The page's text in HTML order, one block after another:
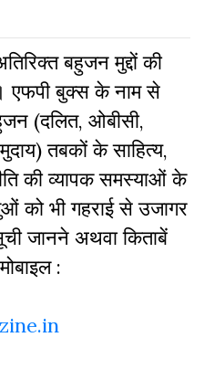
बहुजन मुद्दों की
एफपी बुक्‍स के नाम से
(दलित, ओबीसी,
तबकों के साहित्‍य,
की व्‍यापक समस्‍याओं के
को भी गहराई से उजागर
जानने अथवा किताबें
: